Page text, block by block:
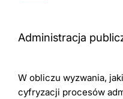
Administracja
W obliczu wyzwania,
cyfryzacji procesów